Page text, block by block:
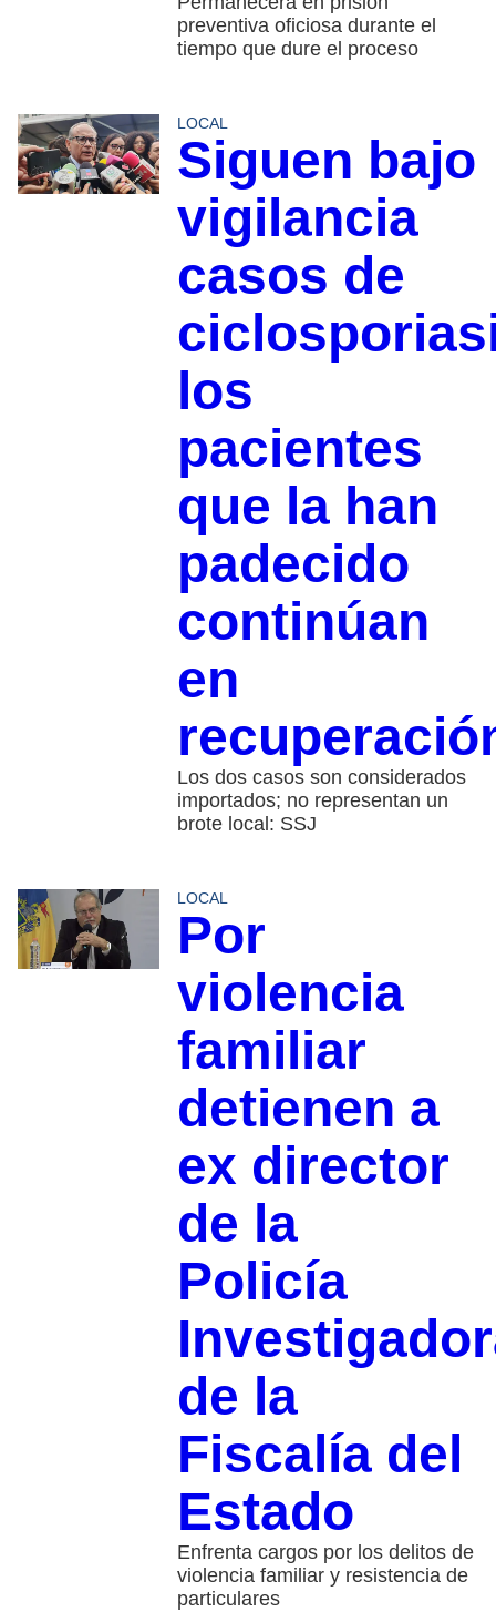
preventiva oficiosa durante el
tiempo que dure el proceso
LOCAL
Siguen bajo
vigilancia
casos de
los
pacientes
que la han
padecido
continúan
en
Los dos casos son considerados
importados; no representan un
brote local: SSJ
LOCAL
Por
violencia
familiar
detienen a
ex director
de la
Policía
de la
Fiscalía del
Estado
Enfrenta cargos por los delitos de
violencia familiar y resistencia de
particulares